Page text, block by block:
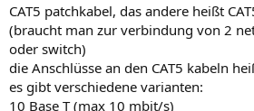
CAT5 patchkabel, das andere heißt
(braucht man zur verbindung von 2
oder switch)
die Anschlüsse an den CAT5 kabeln
es gibt verschiedene varianten:
10 Base T (max 10 mbit/s)